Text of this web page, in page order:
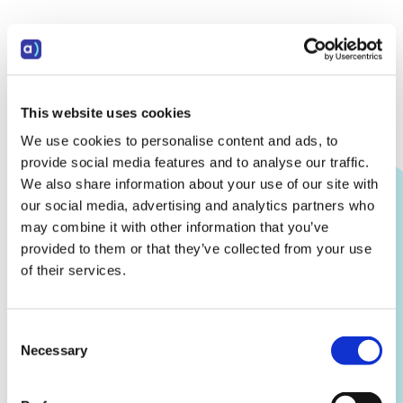
This website uses cookies
We use cookies to personalise content and ads, to
provide social media features and to analyse our traffic.
We also share information about your use of our site with
our social media, advertising and analytics partners who
may combine it with other information that you’ve
provided to them or that they’ve collected from your use
of their services.
Selection
Necessary